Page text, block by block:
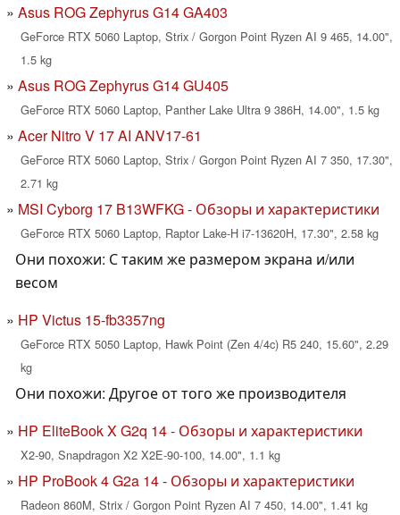
Asus ROG Zephyrus G14 GA403
GeForce RTX 5060 Laptop, Strix / Gorgon Point Ryzen AI 9 465, 14.00",
1.5 kg
Asus ROG Zephyrus G14 GU405
GeForce RTX 5060 Laptop, Panther Lake Ultra 9 386H, 14.00", 1.5 kg
Acer Nitro V 17 AI ANV17-61
GeForce RTX 5060 Laptop, Strix / Gorgon Point Ryzen AI 7 350, 17.30",
2.71 kg
MSI Cyborg 17 B13WFKG - Обзоры и характеристики
GeForce RTX 5060 Laptop, Raptor Lake-H i7-13620H, 17.30", 2.58 kg
Они похожи: С таким же размером экрана и/или
весом
HP Victus 15-fb3357ng
GeForce RTX 5050 Laptop, Hawk Point (Zen 4/4c) R5 240, 15.60", 2.29
kg
Они похожи: Другое от того же производителя
HP EliteBook X G2q 14 - Обзоры и характеристики
X2-90, Snapdragon X2 X2E-90-100, 14.00", 1.1 kg
HP ProBook 4 G2a 14 - Обзоры и характеристики
Radeon 860M, Strix / Gorgon Point Ryzen AI 7 450, 14.00", 1.41 kg